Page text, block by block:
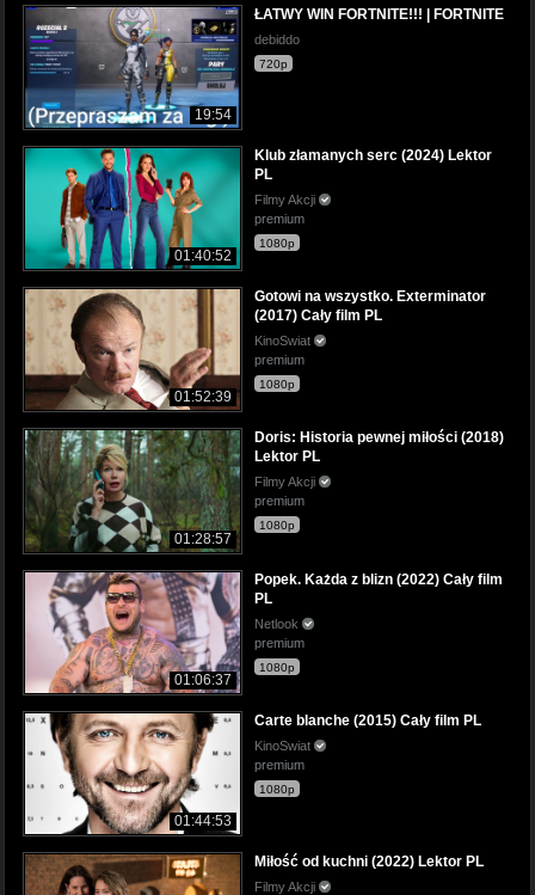
19:54
ŁATWY WIN FORTNITE!!! | FORTNITE
debiddo
720p
01:40:52
Klub złamanych serc (2024) Lektor
PL
Filmy Akcji
premium
1080p
01:52:39
Gotowi na wszystko. Exterminator
(2017) Cały film PL
KinoSwiat
premium
1080p
01:28:57
Doris: Historia pewnej miłości (2018)
Lektor PL
Filmy Akcji
premium
1080p
01:06:37
Popek. Każda z blizn (2022) Cały film
PL
Netlook
premium
1080p
01:44:53
Carte blanche (2015) Cały film PL
KinoSwiat
premium
1080p
Miłość od kuchni (2022) Lektor PL
Filmy Akcji